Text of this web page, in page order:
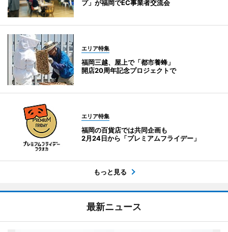
プ」が福岡でEC事業者交流会
エリア特集
福岡三越、屋上で「都市養蜂」
開店20周年記念プロジェクトで
エリア特集
福岡の百貨店では共同企画も
2月24日から「プレミアムフライデー」
もっと見る
最新ニュース